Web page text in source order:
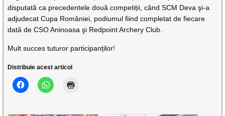
disputată ca precedentele două competiții, când SCM Deva şi-a
adjudecat Cupa României, podiumul fiind completat de fiecare
dată de CSO Aninoasa şi Redpoint Archery Club.
Mult succes tuturor participanților!
Distribuie acest articol